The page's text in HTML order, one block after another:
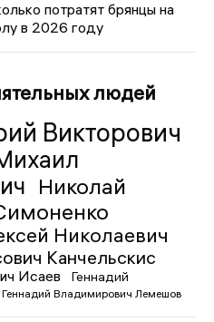
потратят брянцы на
в 2026 году
людей
Викторович
Николай
Николаевич
Канчельскис
Исаев
Геннадий
Геннадий Владимирович Лемешов